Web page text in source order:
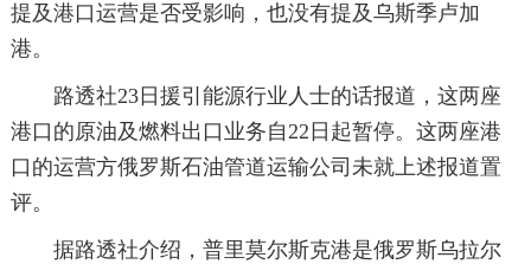
提及港口运营是否受影响，也没有提及乌斯季卢加
港。
路透社23日援引能源行业人士的话报道，这两座
港口的原油及燃料出口业务自22日起暂停。这两座港
口的运营方俄罗斯石油管道运输公司未就上述报道置
评。
据路透社介绍，普里莫尔斯克港是俄罗斯乌拉尔